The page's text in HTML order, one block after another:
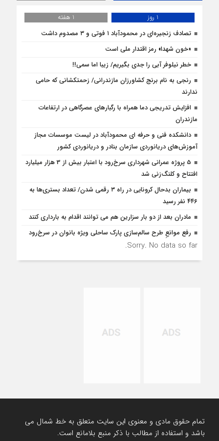
1 روز
1 هفته
تصادف زنجیره‌ای در محمودآباد ۱ فوتی و ۳ مصدوم داشت
«خون شهدا» رمز اقتدار ملی است
خطر نیلوفر آبی را جدی بگیریم/ زیبا اما سمی!!
رنجی به نام برنج کشاورزان مازندرانی/ زحمتکشانی که حامی
ندارند
افزایش تدریجی دما همراه با رگبارهای عصرگاهی در ارتفاعات
مازندران
دانشکده فنی و حرفه ای محمودآباد در لیست موسسات مجاز
آموزش‌های دریانوردی سازمان بنادر و دریانوردی کشور
5 پروژه‌ عمرانی شهرداری سرخ‌رود با اعتبار بیش از 3 هزار میلیارد
افتتاح و کلنگ‌زنی شد
بیماران بدحال کرونایی در راه ۳ رقمی شدن/ تعداد بستری‌ها به
۴۴۶ نفر رسید
مادران بعد از دو بار سزارین هم می توانند اقدام به بارداری کنند
رفع موانع‌ِ طرح سالم‌سازی پارک ساحلی ویژه بانوان در سرخ‌رود
Sorry. No data so far.
تمام حقوق مادی و معنوی این سایت متعلق به خط شمال می
باشد و استفاده از مطالب با ذکر منبع بلامانع است.